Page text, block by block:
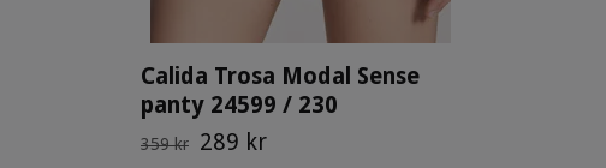
Calida Trosa Modal Sense
panty 24599 / 230
359 kr 289 kr